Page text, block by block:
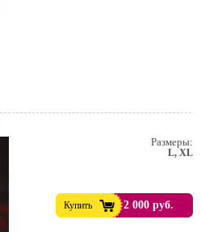
Размеры:
L, XL
Купить 2 000 руб.